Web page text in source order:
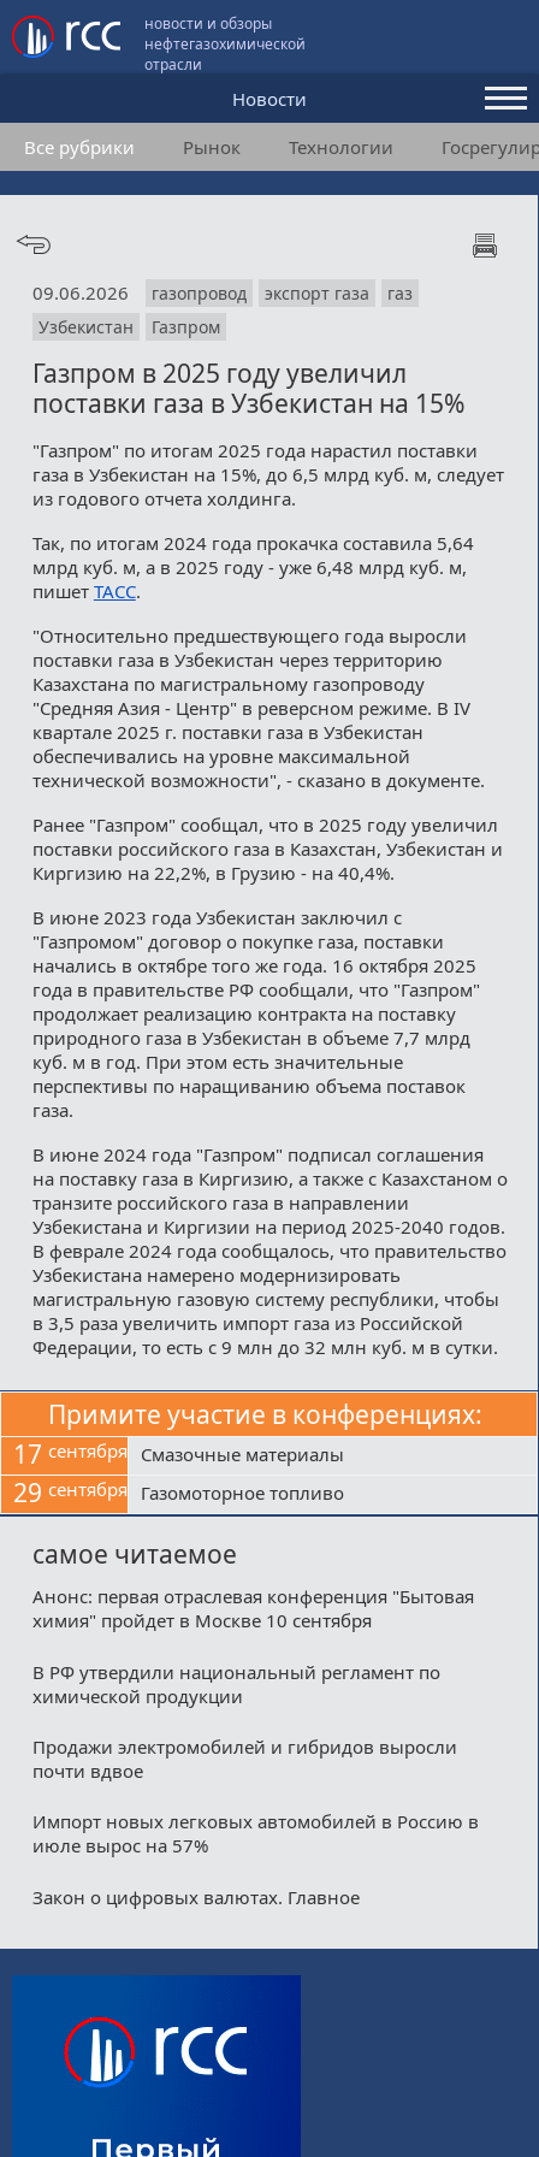
новости и обзоры
нефтегазохимической
отрасли
Новости
Аналитика и мнения
Конференции
Подписка
Пользовательское соглашение
Медиакит
Контакты
Все рубрики Рынок Технологии
09.06.2026 газопровод экспорт газа
газ
Узбекистан
Газпром
Газпром в 2025 году увеличил
поставки газа в Узбекистан на 15%
"Газпром" по итогам 2025 года нарастил поставки
газа в Узбекистан на 15%, до 6,5 млрд куб. м, следует
из годового отчета холдинга.
Так, по итогам 2024 года прокачка составила 5,64
млрд куб. м, а в 2025 году - уже 6,48 млрд куб. м,
пишет ТАСС.
"Относительно предшествующего года выросли
поставки газа в Узбекистан через территорию
Казахстана по магистральному газопроводу
"Средняя Азия - Центр" в реверсном режиме. В IV
квартале 2025 г. поставки газа в Узбекистан
обеспечивались на уровне максимальной
технической возможности", - сказано в документе.
Ранее "Газпром" сообщал, что в 2025 году увеличил
поставки российского газа в Казахстан, Узбекистан и
Киргизию на 22,2%, в Грузию - на 40,4%.
В июне 2023 года Узбекистан заключил с
"Газпромом" договор о покупке газа, поставки
начались в октябре того же года. 16 октября 2025
года в правительстве РФ сообщали, что "Газпром"
продолжает реализацию контракта на поставку
природного газа в Узбекистан в объеме 7,7 млрд
куб. м в год. При этом есть значительные
перспективы по наращиванию объема поставок
газа.
В июне 2024 года "Газпром" подписал соглашения
на поставку газа в Киргизию, а также с Казахстаном о
транзите российского газа в направлении
Узбекистана и Киргизии на период 2025-2040 годов.
В феврале 2024 года сообщалось, что правительство
Узбекистана намерено модернизировать
магистральную газовую систему республики, чтобы
в 3,5 раза увеличить импорт газа из Российской
Федерации, то есть с 9 млн до 32 млн куб. м в сутки.
Примите участие в конференциях:
17 сентября Смазочные материалы
29 сентября Газомоторное топливо
самое читаемое
Анонс: первая отраслевая конференция "Бытовая
химия" пройдет в Москве 10 сентября
В РФ утвердили национальный регламент по
химической продукции
Продажи электромобилей и гибридов выросли
почти вдвое
Импорт новых легковых автомобилей в Россию в
июле вырос на 57%
Закон о цифровых валютах. Главное